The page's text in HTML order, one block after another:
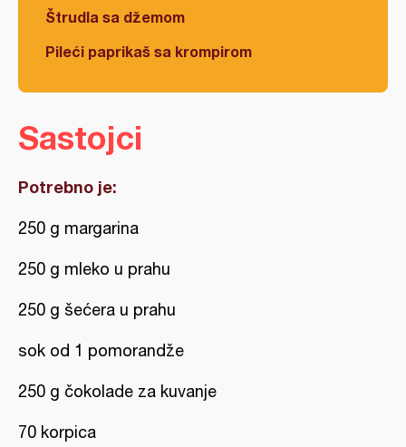
Štrudla sa džemom
Pileći paprikaš sa krompirom
Sastojci
Potrebno je:
250 g margarina
250 g mleko u prahu
250 g šećera u prahu
sok od 1 pomorandže
250 g čokolade za kuvanje
70 korpica